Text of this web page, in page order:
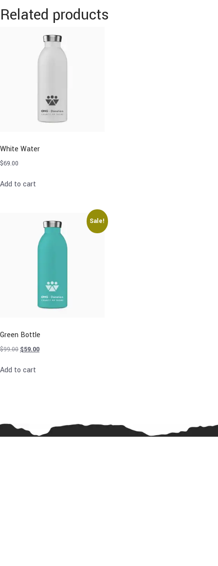
Related products
White Water
$69.00
Add to cart
Sale!
Green Bottle
$99.00 $59.00
Add to cart